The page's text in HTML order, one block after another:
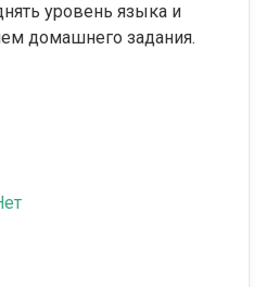
уровень языка и
домашнего задания.